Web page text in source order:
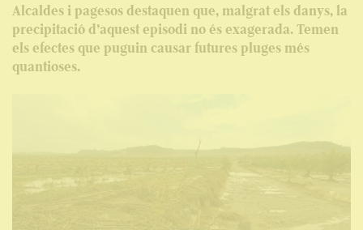
Alcaldes i pagesos destaquen que, malgrat els danys, la
precipitació d’aquest episodi no és exagerada. Temen
els efectes que puguin causar futures pluges més
quantioses.